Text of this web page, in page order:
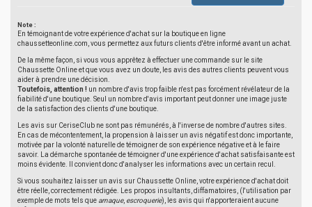
Note :
En témoignant de votre expérience d'achat sur la boutique en ligne
chaussetteonline.com, vous permettez aux futurs clients d'être informé avant un achat.
De la même façon, si vous vous apprêtez à effectuer une commande sur le site
Chaussette Online et que vous avez un doute, les avis des autres clients peuvent vous
aider à prendre une décision.
Toutefois, attention ! un nombre d'avis trop faible n'est pas forcément révélateur de la
fiabilité d'une boutique. Seul un nombre d'avis important peut donner une image juste
de la satisfaction des clients d'une boutique.
Les avis sur CeriseClub ne sont pas rémunérés, à l'inverse de nombre d'autres sites.
En cas de mécontentement, la propension à laisser un avis négatif est donc importante,
motivée par la volonté naturelle de témoigner de son expérience négative et à le faire
savoir. La démarche spontanée de témoigner d'une expérience d'achat satisfaisante est
moins évidente. Il convient donc d'analyser les informations avec un certain recul.
Si vous souhaitez laisser un avis sur Chaussette Online, votre expérience d'achat doit
être réelle, correctement rédigée. Les propos insultants, diffamatoires, (l'utilisation par
exemple de mots tels que arnaque, escroquerie), les avis qui n'apporteraient aucune